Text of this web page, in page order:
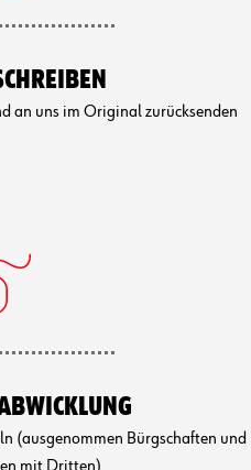
an uns im Original zurücksenden
(ausgenommen Bürgschaften und